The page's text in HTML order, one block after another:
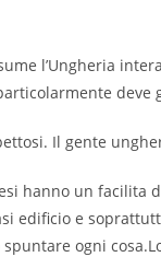
l’Ungheria
deve
Il gente
hanno un facilita
edificio e
ogni